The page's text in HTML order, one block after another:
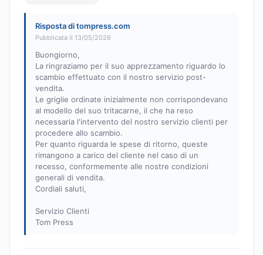
Risposta di tompress.com
Pubblicata il 13/05/2026
Buongiorno,
La ringraziamo per il suo apprezzamento riguardo lo
scambio effettuato con il nostro servizio post-
vendita.
Le griglie ordinate inizialmente non corrispondevano
al modello del suo tritacarne, il che ha reso
necessaria l'intervento del nostro servizio clienti per
procedere allo scambio.
Per quanto riguarda le spese di ritorno, queste
rimangono a carico del cliente nel caso di un
recesso, conformemente alle nostre condizioni
generali di vendita.
Cordiali saluti,
Servizio Clienti
Tom Press